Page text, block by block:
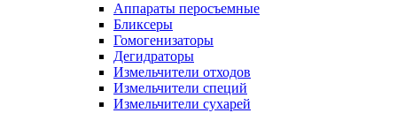
Аппараты перосъемные
Бликсеры
Гомогенизаторы
Дегидраторы
Измельчители отходов
Измельчители специй
Измельчители сухарей